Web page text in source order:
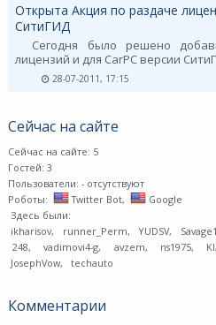
Открыта Акция по раздаче
СитиГИД
Сегодня было решено
лицензий и для CarPC версии
28-07-2011, 17:15
Сейчас на сайте
Сейчас на сайте: 5
Гостей: 3
Пользователи: - отсутствуют
Роботы:
Twitter Bot,
Google
Здесь были:
ikharisov, runner_Perm, YUDSV,
248, vadimovi4-g, avzem, ns1975,
JosephVow, techauto
Комментарии